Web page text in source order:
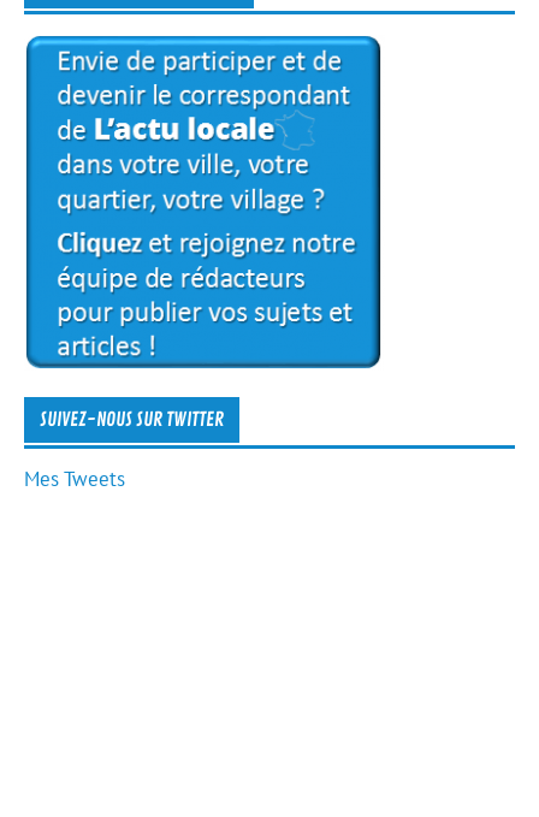
SUIVEZ-NOUS SUR TWITTER
Mes Tweets